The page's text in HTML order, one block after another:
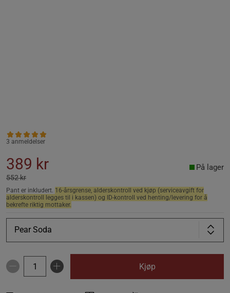
3 anmeldelser
389 kr
552 kr
Pant er inkludert. 16-årsgrense, alderskontroll ved kjøp (serviceavgift for
alderskontroll legges til i kassen) og ID-kontroll ved henting/levering for å
bekrefte riktig mottaker.
På lager
Pear Soda
Kjøp